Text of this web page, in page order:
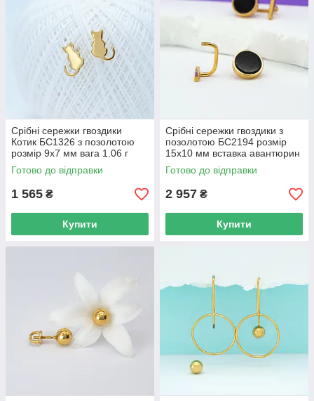
Срібні сережки гвоздики
Котик БС1326 з позолотою
розмір 9х7 мм вага 1.06 г
Готово до відправки
1 565 ₴
Купити
Срібні сережки гвоздики з
позолотою БС2194 розмір
15х10 мм вставка авантюрин
вага 2.79 г
Готово до відправки
2 957 ₴
Купити